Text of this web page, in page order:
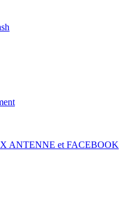
ANTENNE et FACEBOOK